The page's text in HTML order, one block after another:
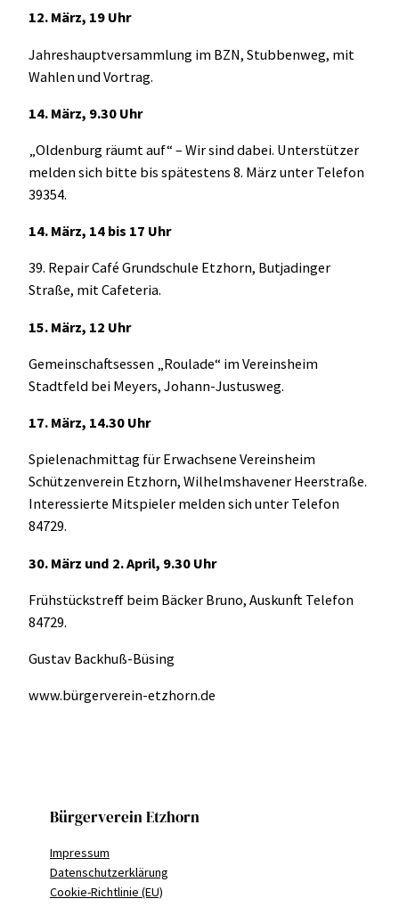
12. März, 19 Uhr
Jahreshauptversammlung im BZN, Stubbenweg, mit
Wahlen und Vortrag.
14. März, 9.30 Uhr
„Oldenburg räumt auf“ – Wir sind dabei. Unterstützer
melden sich bitte bis spätestens 8. März unter Telefon
39354.
14. März, 14 bis 17 Uhr
39. Repair Café Grundschule Etzhorn, Butjadinger
Straße, mit Cafeteria.
15. März, 12 Uhr
Gemeinschaftsessen „Roulade“ im Vereinsheim
Stadtfeld bei Meyers, Johann-Justusweg.
17. März, 14.30 Uhr
Spielenachmittag für Erwachsene Vereinsheim
Schützenverein Etzhorn, Wilhelmshavener Heerstraße.
Interessierte Mitspieler melden sich unter Telefon
84729.
30. März und 2. April, 9.30 Uhr
Frühstückstreff beim Bäcker Bruno, Auskunft Telefon
84729.
Gustav Backhuß-Büsing
www.bürgerverein-etzhorn.de
Bürgerverein Etzhorn
Impressum
Datenschutzerklärung
Cookie-Richtlinie (EU)